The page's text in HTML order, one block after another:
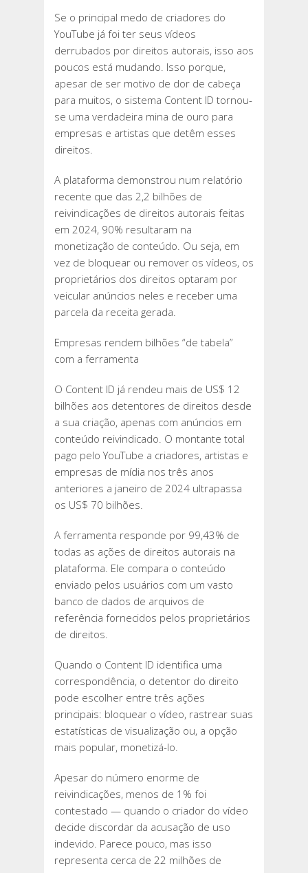
Se o principal medo de criadores do
YouTube já foi ter seus vídeos
derrubados por direitos autorais, isso aos
poucos está mudando. Isso porque,
apesar de ser motivo de dor de cabeça
para muitos, o sistema Content ID tornou-
se uma verdadeira mina de ouro para
empresas e artistas que detêm esses
direitos.
A plataforma demonstrou num relatório
recente que das 2,2 bilhões de
reivindicações de direitos autorais feitas
em 2024, 90% resultaram na
monetização de conteúdo. Ou seja, em
vez de bloquear ou remover os vídeos, os
proprietários dos direitos optaram por
veicular anúncios neles e receber uma
parcela da receita gerada.
Empresas rendem bilhões “de tabela”
com a ferramenta
O Content ID já rendeu mais de US$ 12
bilhões aos detentores de direitos desde
a sua criação, apenas com anúncios em
conteúdo reivindicado. O montante total
pago pelo YouTube a criadores, artistas e
empresas de mídia nos três anos
anteriores a janeiro de 2024 ultrapassa
os US$ 70 bilhões.
A ferramenta responde por 99,43% de
todas as ações de direitos autorais na
plataforma. Ele compara o conteúdo
enviado pelos usuários com um vasto
banco de dados de arquivos de
referência fornecidos pelos proprietários
de direitos.
Quando o Content ID identifica uma
correspondência, o detentor do direito
pode escolher entre três ações
principais: bloquear o vídeo, rastrear suas
estatísticas de visualização ou, a opção
mais popular, monetizá-lo.
Apesar do número enorme de
reivindicações, menos de 1% foi
contestado — quando o criador do vídeo
decide discordar da acusação de uso
indevido. Parece pouco, mas isso
representa cerca de 22 milhões de